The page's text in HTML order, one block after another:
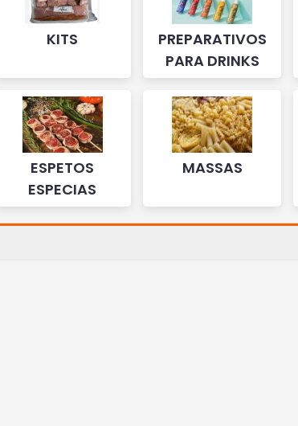
KITS
PREPARATIVOS
PARA DRINKS
ESPETOS
ESPECIAS
MASSAS